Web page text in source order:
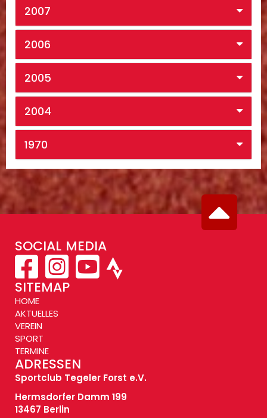
2007
2006
2005
2004
1970
SOCIAL MEDIA
SITEMAP
HOME
AKTUELLES
VEREIN
SPORT
TERMINE
ADRESSEN
Sportclub Tegeler Forst e.V.
Hermsdorfer Damm 199
13467 Berlin